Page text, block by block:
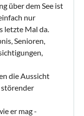
über dem See ist
nur
letzte Mal da.
Senioren,
die Aussicht
störender
er mag -